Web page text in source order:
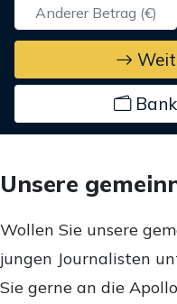
Unsere
Wollen Sie unsere
jungen Journalisten
Sie gerne an die